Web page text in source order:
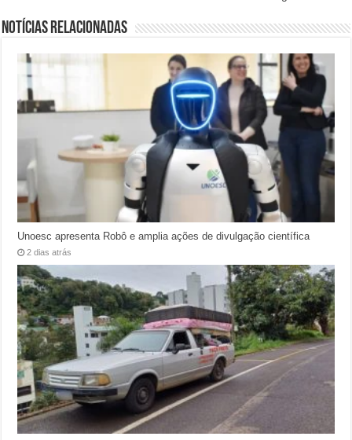
Notícias relacionadas
Unoesc apresenta Robô e amplia ações de divulgação científica
2 dias atrás